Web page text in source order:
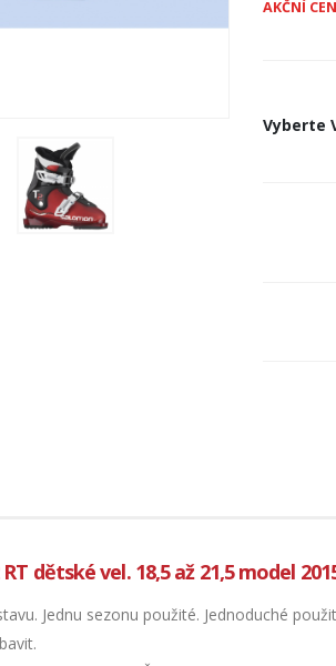
AKČNÍ
Vyberte
dětské vel. 18,5 až 21,5 model
Jednu sezonu použité. Jednoduché